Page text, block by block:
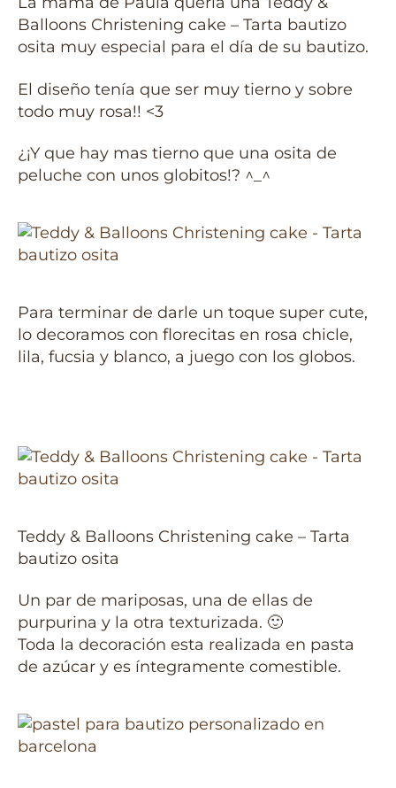
Balloons Christening cake – Tarta bautizo
osita muy especial para el día de su bautizo.
El diseño tenía que ser muy tierno y sobre
todo muy rosa!! <3
¿¡Y que hay mas tierno que una osita de
peluche con unos globitos!? ^_^
Para terminar de darle un toque super cute,
lo decoramos con florecitas en rosa chicle,
lila, fucsia y blanco, a juego con los globos.
Teddy & Balloons Christening cake – Tarta
bautizo osita
Un par de mariposas, una de ellas de
purpurina y la otra texturizada. 🙂
Toda la decoración esta realizada en pasta
de azúcar y es íntegramente comestible.